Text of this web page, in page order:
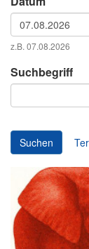
Datum
z.B. 07.08.2026
Datum
Suchbegriff
Suchen